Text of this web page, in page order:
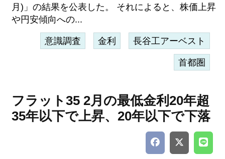
月)」の結果を公表した。 それによると、株価上昇
や円安傾向への...
意識調査 金利 長谷工アーベスト
首都圏
フラット35 2月の最低金利20年超
35年以下で上昇、20年以下で下落